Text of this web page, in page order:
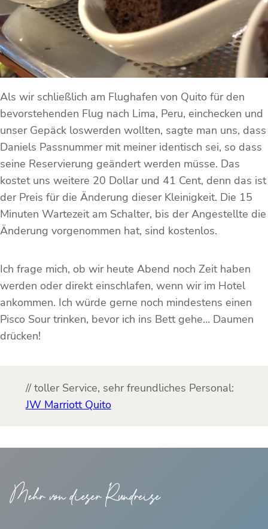
Als wir schließlich am Flughafen von Quito für den
bevorstehenden Flug nach Lima, Peru, einchecken und
unser Gepäck loswerden wollten, sagte man uns, dass
Daniels Passnummer mit meiner identisch sei, so dass
seine Reservierung geändert werden müsse. Das
kostet uns weitere 20 Dollar und 41 Cent, denn das ist
der Preis für die Änderung dieser Kleinigkeit. Die 15
Minuten Wartezeit am Schalter, bis der Angestellte die
Änderung vorgenommen hat, sind kostenlos.
Ich frage mich, ob wir heute Abend noch Zeit haben
werden oder direkt einschlafen, wenn wir im Hotel
ankommen. Ich würde gerne noch mindestens einen
Pisco Sour trinken, bevor ich ins Bett gehe… Daumen
drücken!
// toller Service, sehr freundliches Personal:
JW Marriott Quito
Mehr von dieser Rundreise